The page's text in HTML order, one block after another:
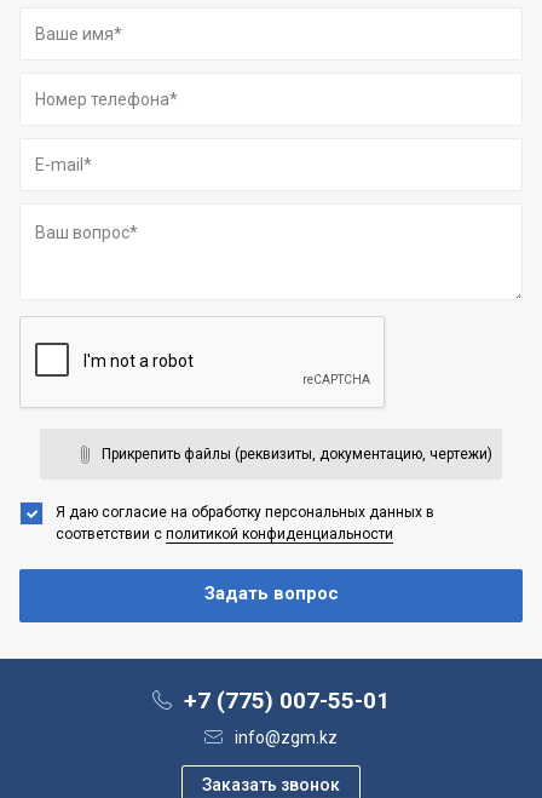
Прикрепить файлы (реквизиты, документацию, чертежи)
Я даю согласие на обработку персональных данных в
соответствии с политикой конфиденциальности
+7 (775) 007-55-01
info@zgm.kz